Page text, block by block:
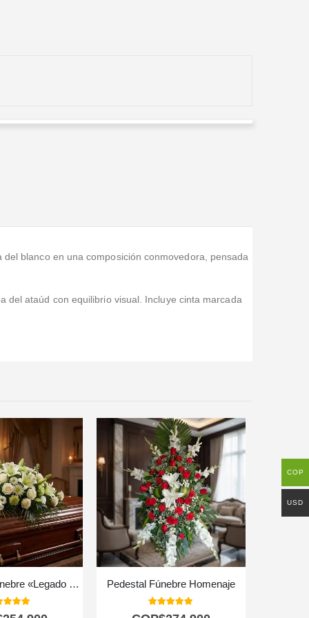
blanco en una composición conmovedora, pensada
del ataúd con equilibrio visual. Incluye cinta marcada
Cubre Caja Fúnebre «Legado Eterno de Tomás» 🕊️ Pedestal Fúnebre Homenaje
COP
USD